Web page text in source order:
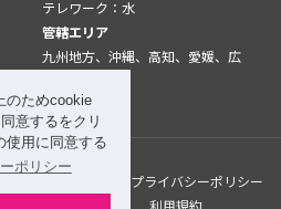
のためcookie
意するをクリ
使用に同意する
ポリシー
テレワーク：水
管轄エリア
九州地方、沖縄、高知、愛媛、広
プライバシーポリシー